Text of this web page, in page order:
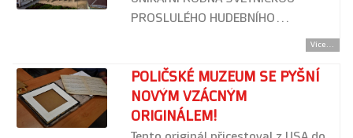
PROSLULÉHO HUDEBNÍHO…
Více...
POLIČSKÉ MUZEUM SE PYŠNÍ
NOVÝM VZÁCNÝM
ORIGINÁLEM!